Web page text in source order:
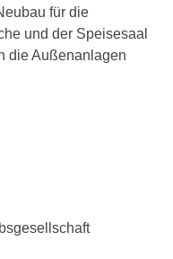
für die
und der Speisesaal
die Außenanlagen